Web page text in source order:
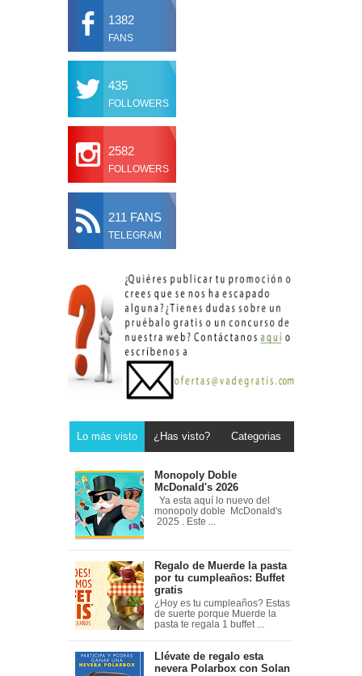
1382
FANS
435
FOLLOWERS
2582
FOLLOWERS
211 FANS
TELEGRAM
Lo más visto ¿Has visto? Categorias
Monopoly Doble
McDonald's 2026
Ya esta aquí lo nuevo del
monopoly doble McDonald's
2025 . Este ...
Regalo de Muerde la pasta
por tu cumpleaños: Buffet
gratis
¿Hoy es tu cumpleaños? Estas
de suerte porque Muerde la
pasta te regala 1 buffet ...
Llévate de regalo esta
nevera Polarbox con Solan